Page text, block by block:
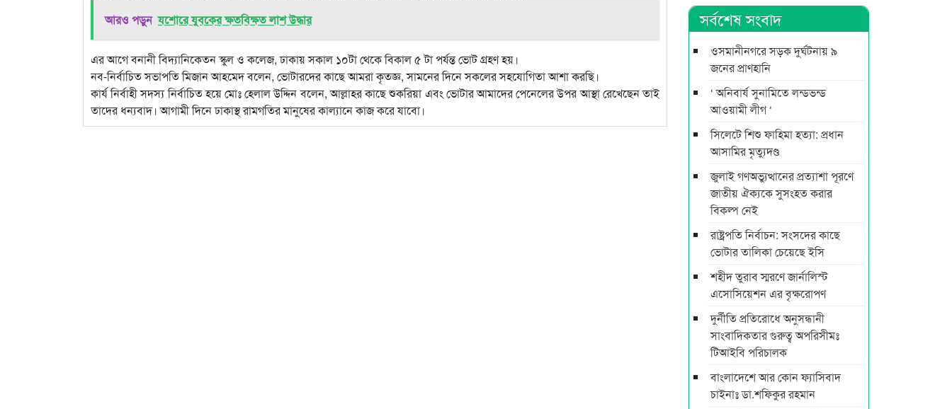
আরও পড়ুন যশোরে যুবকের ক্ষতবিক্ষত লাশ উদ্ধার
এর আগে বনানী বিদ্যানিকেতন স্কুল ও কলেজ, ঢাকায় সকাল ১০টা থেকে বিকাল ৫ টা পর্যন্ত ভোট গ্রহণ হয়।
নব-নির্বাচিত সভাপতি মিজান আহমেদ বলেন, ভোটারদের কাছে আমরা কৃতজ্ঞ, সামনের দিনে সকলের সহযোগিতা আশা করছি।
কার্য নির্বাহী সদস্য নির্বাচিত হয়ে মোঃ হেলাল উদ্দিন বলেন, আল্লাহর কাছে শুকরিয়া এবং ভোটার আমাদের পেনেলের উপর আস্থা রেখেছেন তাই
তাদের ধন্যবাদ। আগামী দিনে ঢাকাস্থ রামগতির মানুষের কাল্যানে কাজ করে যাবো।
সর্বশেষ সংবাদ
ওসমানীনগরে সড়ক দুর্ঘটনায় ৯
জনের প্রাণহানি
‘ অনিবার্য সুনামিতে লন্ডভন্ড
আওয়ামী লীগ ‘
সিলেটে শিশু ফাহিমা হত্যা: প্রধান
আসামির মৃত্যুদণ্ড
জুলাই গণঅভ্যুত্থানের প্রত্যাশা পূরণে
জাতীয় ঐক্যকে সুসংহত করার
বিকল্প নেই
রাষ্ট্রপতি নির্বাচন: সংসদের কাছে
ভোটার তালিকা চেয়েছে ইসি
শহীদ তুরাব স্মরণে জার্নালিস্ট
এসোসিয়েশন এর বৃক্ষরোপণ
দুর্নীতি প্রতিরোধে অনুসন্ধানী
সাংবাদিকতার গুরুত্ব অপরিসীমঃ
টিআইবি পরিচালক
বাংলাদেশে আর কোন ফ্যাসিবাদ
চাইনাঃ ডা.শফিকুর রহমান